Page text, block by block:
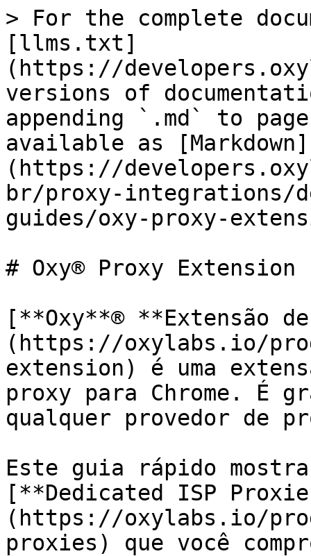
> For the complete
[llms.txt]
(https://
versions of
appending `.md` to
available as [Markdown]
(https://
br/proxy-integrations/
guides/oxy-proxy-
# Oxy® Proxy Extension
[**Oxy**® **Extensão
(https://oxylabs.io/
extension) é uma
proxy para Chrome. É
qualquer provedor de
Este guia rápido
[**Dedicated ISP
(https://oxylabs.io/
proxies) que você